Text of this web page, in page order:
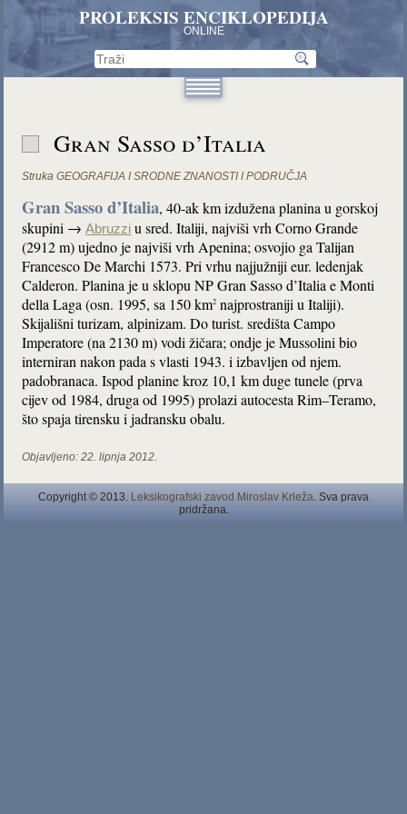
PROLEKSIS ENCIKLOPEDIJA
ONLINE
Gran Sasso d’Italia
Struka GEOGRAFIJA I SRODNE ZNANOSTI I PODRUČJA
Gran Sasso d’Italia, 40-ak km izdužena planina u gorskoj
skupini →Abruzzi u sred. Italiji, najviši vrh Corno Grande
(2912 m) ujedno je najviši vrh Apenina; osvojio ga Talijan
Francesco De Marchi 1573. Pri vrhu najjužniji eur. ledenjak
Calderon. Planina je u sklopu NP Gran Sasso d’Italia e Monti
della Laga (osn. 1995, sa 150 km2 najprostraniji u Italiji).
Skijališni turizam, alpinizam. Do turist. središta Campo
Imperatore (na 2130 m) vodi žičara; ondje je Mussolini bio
interniran nakon pada s vlasti 1943. i izbavljen od njem.
padobranaca. Ispod planine kroz 10,1 km duge tunele (prva
cijev od 1984, druga od 1995) prolazi autocesta Rim–Teramo,
što spaja tirensku i jadransku obalu.
Objavljeno: 22. lipnja 2012.
Copyright © 2013. Leksikografski zavod Miroslav Krleža. Sva prava
pridržana.